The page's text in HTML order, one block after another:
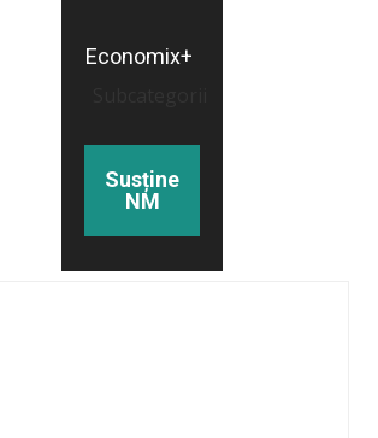
Economix+
Susține
NM